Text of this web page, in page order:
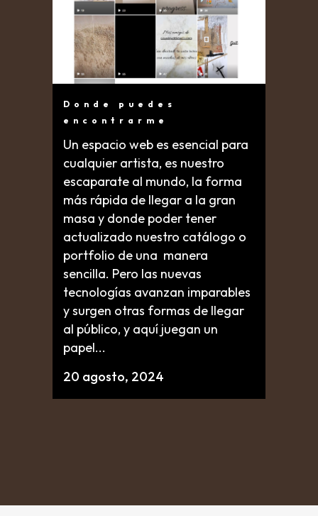
Donde puedes
encontrarme
Un espacio web es esencial para
cualquier artista, es nuestro
escaparate al mundo, la forma
más rápida de llegar a la gran
masa y donde poder tener
actualizado nuestro catálogo o
portfolio de una manera
sencilla. Pero las nuevas
tecnologías avanzan imparables
y surgen otras formas de llegar
al público, y aquí juegan un
papel...
20 agosto, 2024